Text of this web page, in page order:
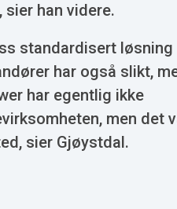
han videre.
standardisert løsning
har også slikt,
har egentlig ikke
men det
sier Gjøystdal.